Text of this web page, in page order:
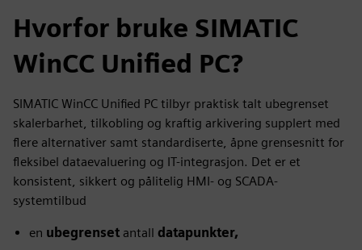
Hvorfor bruke SIMATIC
WinCC Unified PC?
SIMATIC WinCC Unified PC tilbyr praktisk talt ubegrenset
skalerbarhet, tilkobling og kraftig arkivering supplert med
flere alternativer samt standardiserte, åpne grensesnitt for
fleksibel dataevaluering og IT-integrasjon. Det er et
konsistent, sikkert og pålitelig HMI- og SCADA-
systemtilbud
en ubegrenset antall datapunkter,